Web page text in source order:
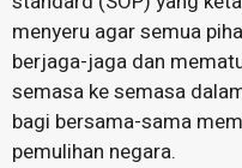
menyeru agar semua
berjaga-jaga dan
semasa ke semasa
bagi bersama-sama
pemulihan negara.